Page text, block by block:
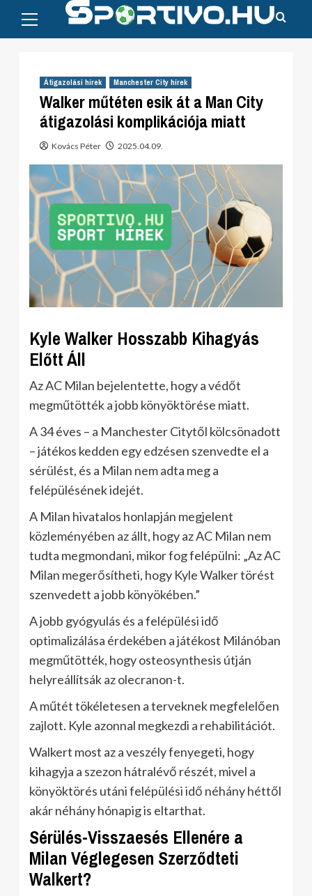
content
Menu
Átigazolási hírek Manchester City hírek
Walker műtéten esik át a Man City
átigazolási komplikációja miatt
Kovács Péter 2025.04.09.
Kyle Walker Hosszabb Kihagyás
Előtt Áll
Az AC Milan bejelentette, hogy a védőt
megműtötték a jobb könyöktörése miatt.
A 34 éves – a Manchester Citytől kölcsönadott
– játékos kedden egy edzésen szenvedte el a
sérülést, és a Milan nem adta meg a
felépülésének idejét.
A Milan hivatalos honlapján megjelent
közleményében az állt, hogy az AC Milan nem
tudta megmondani, mikor fog felépülni: „Az AC
Milan megerősítheti, hogy Kyle Walker törést
szenvedett a jobb könyökében.”
A jobb gyógyulás és a felépülési idő
optimalizálása érdekében a játékost Milánóban
megműtötték, hogy osteosynthesis útján
helyreállítsák az olecranon-t.
A műtét tökéletesen a terveknek megfelelően
zajlott. Kyle azonnal megkezdi a rehabilitációt.
Walkert most az a veszély fenyegeti, hogy
kihagyja a szezon hátralévő részét, mivel a
könyöktörés utáni felépülési idő néhány héttől
akár néhány hónapig is eltarthat.
Sérülés-Visszaesés Ellenére a
Milan Véglegesen Szerződteti
Walkert?